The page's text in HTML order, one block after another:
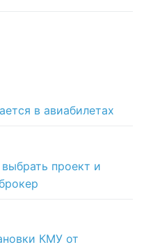
в авиабилетах
проект и
КМУ от